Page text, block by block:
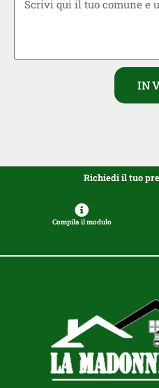
Richiedi il tuo
Compila il modulo